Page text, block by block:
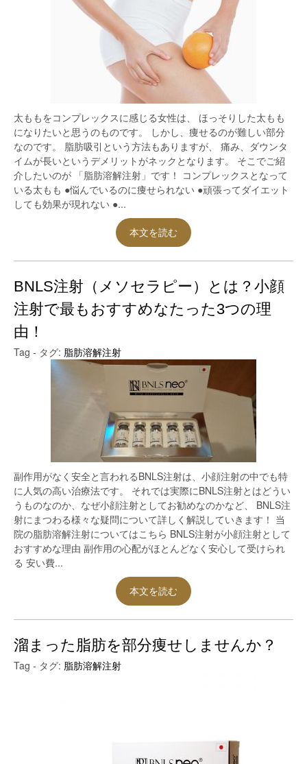
太ももをコンプレックスに感じる女性は、 ほっそりした太もも
になりたいと思うのものです。 しかし、痩せるのが難しい部分
なのです。 脂肪吸引という方法もありますが、 痛み、ダウンタ
イムが長いというデメリットがネックとなります。 そこでご紹
介したいのが 「脂肪溶解注射」です！ コンプレックスとなって
いる太もも ●悩んでいるのに痩せられない ●頑張ってダイエット
しても効果が現れない ●...
本文を読む
BNLS注射（メソセラピー）とは？小顔
注射で最もおすすめなたった3つの理
由！
Tag - タグ: 脂肪溶解注射
副作用がなく安全と言われるBNLS注射は、小顔注射の中でも特
に人気の高い治療法です。 それでは実際にBNLS注射とはどうい
うものなのか、なぜ小顔注射としてお勧めなのかなど、 BNLS注
射にまつわる様々な疑問について詳しく解説していきます！ 当
院の脂肪溶解注射についてはこちら BNLS注射が小顔注射として
おすすめな理由 副作用の心配がほとんどなく安心して受けられ
る 安い費...
本文を読む
溜まった脂肪を部分痩せしませんか？
Tag - タグ: 脂肪溶解注射